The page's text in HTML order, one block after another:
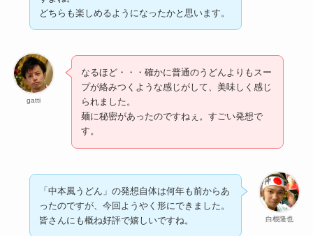
どちらも楽しめるようになったかと思います。
gatti
なるほど・・・確かに普通のうどんよりもスー
プが絡みつくような感じがして、美味しく感じ
られました。
麺に秘密があったのですねぇ。すごい発想で
す。
白根隆也
「中本風うどん」の発想自体は何年も前からあ
ったのですが、今回ようやく形にできました。
皆さんにも概ね好評で嬉しいですね。